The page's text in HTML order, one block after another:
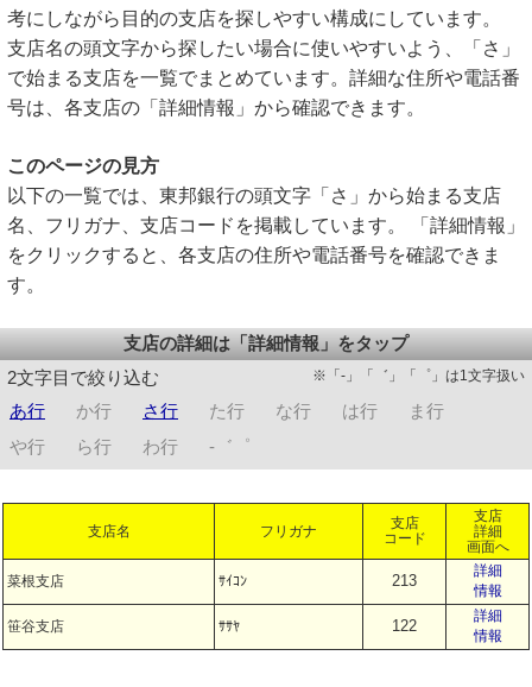
考にしながら目的の支店を探しやすい構成にしています。
支店名の頭文字から探したい場合に使いやすいよう、「さ」
で始まる支店を一覧でまとめています。詳細な住所や電話番
号は、各支店の「詳細情報」から確認できます。
このページの見方
以下の一覧では、東邦銀行の頭文字「さ」から始まる支店
名、フリガナ、支店コードを掲載しています。 「詳細情報」
をクリックすると、各支店の住所や電話番号を確認できま
す。
支店の詳細は「詳細情報」をタップ
2文字目で絞り込む
※「-」「゛」「゜」は1文字扱い
あ行 か行 さ行 た行 な行 は行
ま行
や行
ら行 わ行 -゛゜
支店名 フリガナ
支店
コード
支店
詳細
画面へ
菜根支店 ｻｲｺﾝ 213
詳細
情報
笹谷支店 ｻｻﾔ 122
詳細
情報